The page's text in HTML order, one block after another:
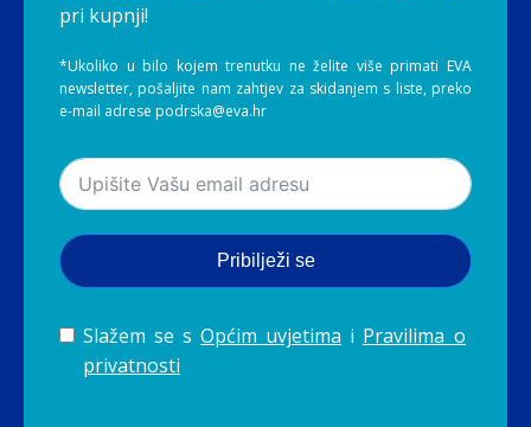
pri kupnji!
*Ukoliko u bilo kojem trenutku ne želite više primati EVA
newsletter, pošaljite nam zahtjev za skidanjem s liste, preko
e-mail adrese podrska@eva.hr
Pribilježi se
Slažem se s Općim uvjetima i Pravilima o
privatnosti